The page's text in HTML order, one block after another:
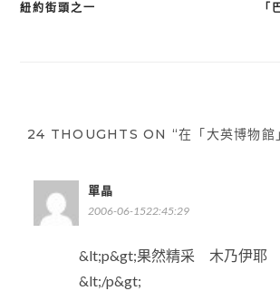
文
紐約街頭之一 「
24 THOUGHTS ON “在「大英博物館
單晶
2006-06-1522:45:29
&lt;p&gt;果然精采 木乃伊耶
&lt;/p&gt;